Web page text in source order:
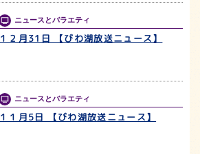
ニュースとバラエティ
１２月31日 【びわ湖放送ニュース】
ニュースとバラエティ
１１月5日 【びわ湖放送ニュース】